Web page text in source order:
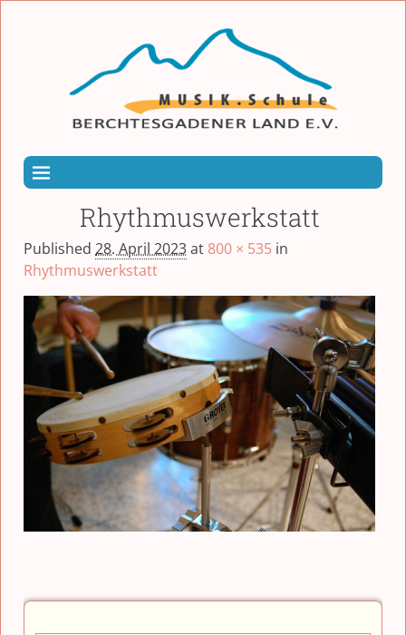
Rhythmuswerkstatt
Published 28. April 2023at 800 × 535 in
Rhythmuswerkstatt